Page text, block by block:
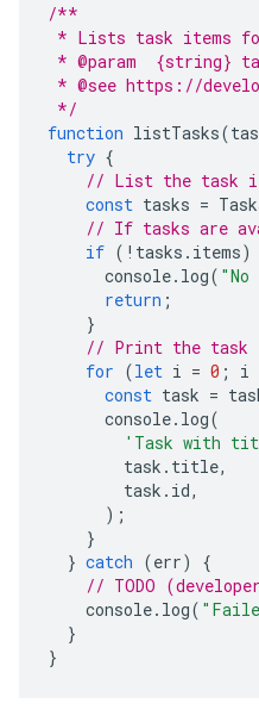
/**
* Lists task items
* @param  {string}
* @see https://
*/
function listTasks(
try {
// List the task
const tasks =
// If tasks are
if ( ! tasks . items)
console. log(
return ;
}
// Print the task
for (let i = 0 ; i
const task =
console. log(
'Task with
task . title,
task . id,
);
}
} catch (err)
{
// TODO
console. log(
}
}